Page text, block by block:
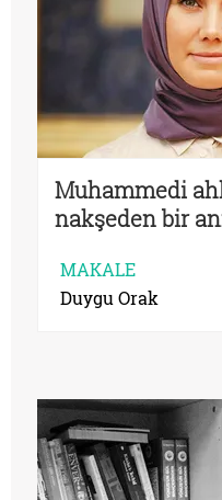
Muhammedi
nakşeden bir
MAKALE
Duygu Orak